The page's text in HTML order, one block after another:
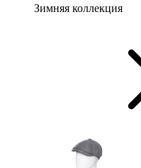
Зимняя коллекция